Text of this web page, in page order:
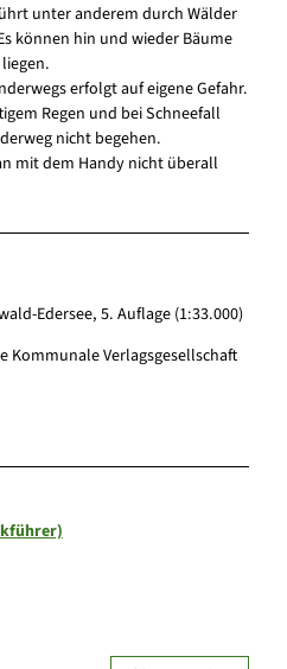
unter anderem durch Wälder
können hin und wieder Bäume
erfolgt auf eigene Gefahr.
Regen und bei Schneefall
nicht begehen.
mit dem Handy nicht überall
Edersee, 5. Auflage (1:33.000)
Kommunale Verlagsgesellschaft